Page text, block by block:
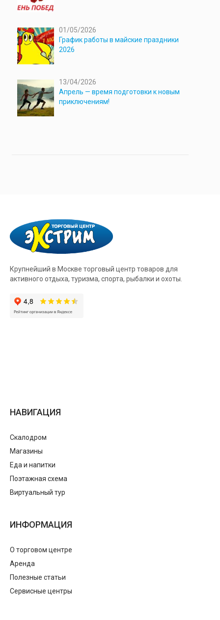
01/05/2026
График работы в майские праздники
2026
13/04/2026
Апрель — время подготовки к новым
приключениям!
Крупнейший в Москве торговый центр товаров для
активного отдыха, туризма, спорта, рыбалки и охоты.
НАВИГАЦИЯ
Скалодром
Магазины
Еда и напитки
Поэтажная схема
Виртуальный тур
ИНФОРМАЦИЯ
О торговом центре
Аренда
Полезные статьи
Сервисные центры